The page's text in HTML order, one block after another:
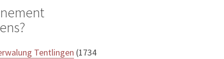
Tentlingen (1734